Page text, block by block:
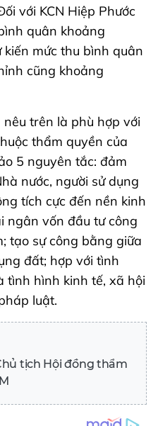
với KCN Hiệp Phước
quân khoảng
mức thu bình quân
cũng khoảng
trên là phù hợp với
thẩm quyền của
5 nguyên tắc: đảm
nước, người sử dụng
tích cực đến nền kinh
ngân vốn đầu tư công
tạo sự công bằng giữa
đất; hợp với tình
tình hình kinh tế, xã hội
luật.
tịch Hội đồng thẩm